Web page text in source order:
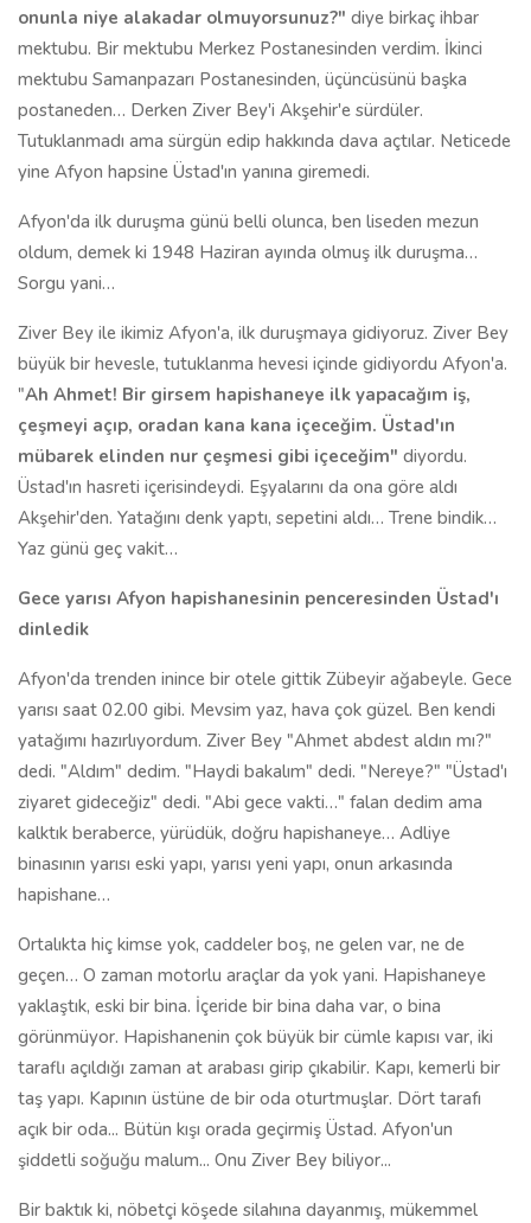
onunla niye alakadar olmuyorsunuz?" diye birkaç ihbar
mektubu. Bir mektubu Merkez Postanesinden verdim. İkinci
mektubu Samanpazarı Postanesinden, üçüncüsünü başka
postaneden… Derken Ziver Bey'i Akşehir'e sürdüler.
Tutuklanmadı ama sürgün edip hakkında dava açtılar. Neticede
yine Afyon hapsine Üstad'ın yanına giremedi.
Afyon'da ilk duruşma günü belli olunca, ben liseden mezun
oldum, demek ki 1948 Haziran ayında olmuş ilk duruşma…
Sorgu yani…
Ziver Bey ile ikimiz Afyon'a, ilk duruşmaya gidiyoruz. Ziver Bey
büyük bir hevesle, tutuklanma hevesi içinde gidiyordu Afyon'a.
"Ah Ahmet! Bir girsem hapishaneye ilk yapacağım iş,
çeşmeyi açıp, oradan kana kana içeceğim. Üstad'ın
mübarek elinden nur çeşmesi gibi içeceğim" diyordu.
Üstad'ın hasreti içerisindeydi. Eşyalarını da ona göre aldı
Akşehir'den. Yatağını denk yaptı, sepetini aldı… Trene bindik…
Yaz günü geç vakit…
Gece yarısı Afyon hapishanesinin penceresinden Üstad'ı
dinledik
Afyon'da trenden inince bir otele gittik Zübeyir ağabeyle. Gece
yarısı saat 02.00 gibi. Mevsim yaz, hava çok güzel. Ben kendi
yatağımı hazırlıyordum. Ziver Bey "Ahmet abdest aldın mı?"
dedi. "Aldım" dedim. "Haydi bakalım" dedi. "Nereye?" "Üstad'ı
ziyaret gideceğiz" dedi. "Abi gece vakti…" falan dedim ama
kalktık beraberce, yürüdük, doğru hapishaneye… Adliye
binasının yarısı eski yapı, yarısı yeni yapı, onun arkasında
hapishane…
Ortalıkta hiç kimse yok, caddeler boş, ne gelen var, ne de
geçen… O zaman motorlu araçlar da yok yani. Hapishaneye
yaklaştık, eski bir bina. İçeride bir bina daha var, o bina
görünmüyor. Hapishanenin çok büyük bir cümle kapısı var, iki
taraflı açıldığı zaman at arabası girip çıkabilir. Kapı, kemerli bir
taş yapı. Kapının üstüne de bir oda oturtmuşlar. Dört tarafı
açık bir oda... Bütün kışı orada geçirmiş Üstad. Afyon'un
şiddetli soğuğu malum... Onu Ziver Bey biliyor...
Bir baktık ki, nöbetçi köşede silahına dayanmış, mükemmel